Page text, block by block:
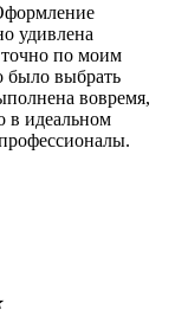
удивлена
точно по моим
было выбрать
вовремя,
в идеальном